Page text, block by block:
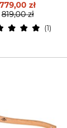
779,00 zł
819,00 zł
1